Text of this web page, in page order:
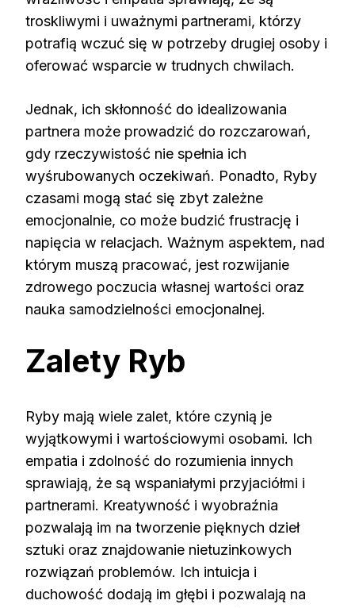
troskliwymi i uważnymi partnerami, którzy
potrafią wczuć się w potrzeby drugiej osoby i
oferować wsparcie w trudnych chwilach.
Jednak, ich skłonność do idealizowania
partnera może prowadzić do rozczarowań,
gdy rzeczywistość nie spełnia ich
wyśrubowanych oczekiwań. Ponadto, Ryby
czasami mogą stać się zbyt zależne
emocjonalnie, co może budzić frustrację i
napięcia w relacjach. Ważnym aspektem, nad
którym muszą pracować, jest rozwijanie
zdrowego poczucia własnej wartości oraz
nauka samodzielności emocjonalnej.
Zalety Ryb
Ryby mają wiele zalet, które czynią je
wyjątkowymi i wartościowymi osobami. Ich
empatia i zdolność do rozumienia innych
sprawiają, że są wspaniałymi przyjaciółmi i
partnerami. Kreatywność i wyobraźnia
pozwalają im na tworzenie pięknych dzieł
sztuki oraz znajdowanie nietuzinkowych
rozwiązań problemów. Ich intuicja i
duchowość dodają im głębi i pozwalają na